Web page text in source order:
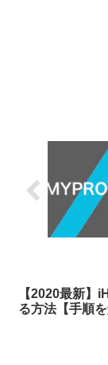
【2020最新】
る方法【手順を